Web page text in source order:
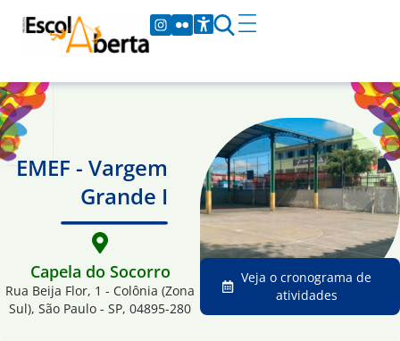
EMEF - Vargem
Grande I
Capela do Socorro
Rua Beija Flor, 1 - Colônia (Zona
Sul), São Paulo - SP, 04895-280
Veja o cronograma de
atividades